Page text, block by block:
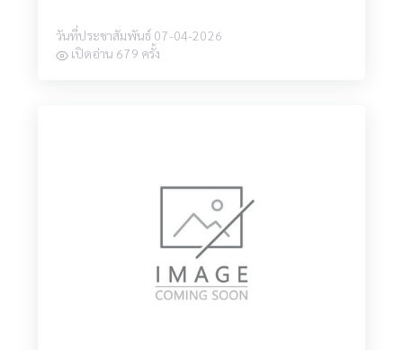
วันที่ประชาสัมพันธ์ 07-04-2026
เปิดอ่าน 679 ครั้ง